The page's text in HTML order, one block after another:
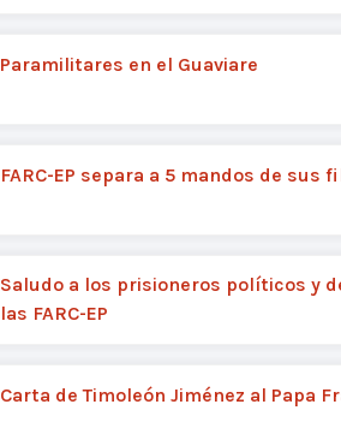
Paramilitares en el Guaviare
FARC-EP separa a 5 mandos de sus
Saludo a los prisioneros políticos y
las FARC-EP
Carta de Timoleón Jiménez al Papa